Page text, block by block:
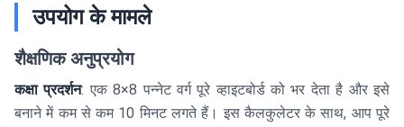
उपयोग के मामले
शैक्षणिक अनुप्रयोग
कक्षा प्रदर्शन: एक 8×8 पन्नेट वर्ग पूरे व्हाइटबोर्ड को भर देता है और इसे
बनाने में कम से कम 10 मिनट लगते हैं। इस कैलकुलेटर के साथ, आप पूरे